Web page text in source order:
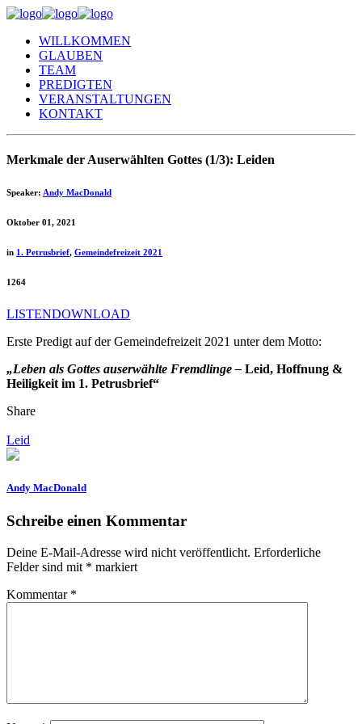
WILLKOMMEN
GLAUBEN
TEAM
PREDIGTEN
VERANSTALTUNGEN
KONTAKT
Merkmale der Auserwählten Gottes (1/3): Leiden
Speaker: Andy MacDonald
Oktober 01, 2021
in 1. Petrusbrief, Gemeindefreizeit 2021
1264
LISTENDOWNLOAD
Erste Predigt auf der Gemeindefreizeit 2021 unter dem Motto:
„Leben als Gottes auserwählte Fremdlinge – Leid, Hoffnung &
Heiligkeit im 1. Petrusbrief“
Share
Leid
Andy MacDonald
Schreibe einen Kommentar
Deine E-Mail-Adresse wird nicht veröffentlicht. Erforderliche
Felder sind mit * markiert
Kommentar *